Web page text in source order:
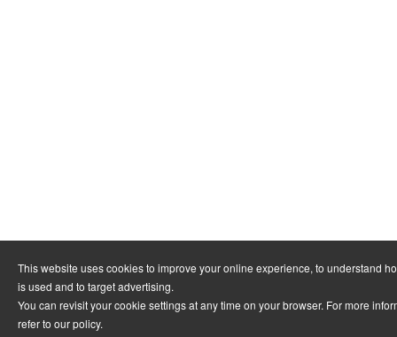
This website uses cookies to improve your online experience, to understand
is used and to target advertising.
You can revisit your cookie settings at any time on your browser. For more
refer to our policy.